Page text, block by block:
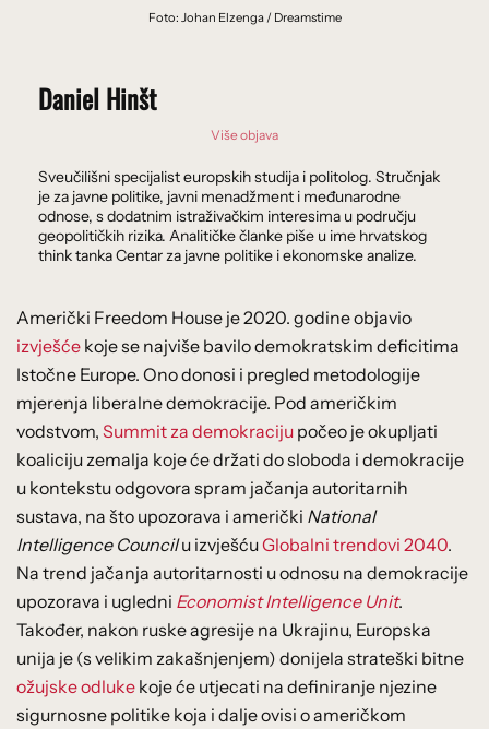
Foto: Johan Elzenga / Dreamstime
Daniel Hinšt
Više objava
Sveučilišni specijalist europskih studija i politolog. Stručnjak
je za javne politike, javni menadžment i međunarodne
odnose, s dodatnim istraživačkim interesima u području
geopolitičkih rizika. Analitičke članke piše u ime hrvatskog
think tanka Centar za javne politike i ekonomske analize.
Američki Freedom House je 2020. godine objavio
izvješće koje se najviše bavilo demokratskim deficitima
Istočne Europe. Ono donosi i pregled metodologije
mjerenja liberalne demokracije. Pod američkim
vodstvom, Summit za demokraciju počeo je okupljati
koaliciju zemalja koje će držati do sloboda i demokracije
u kontekstu odgovora spram jačanja autoritarnih
sustava, na što upozorava i američki National
Intelligence Councilu izvješćuGlobalni trendovi 2040.
Na trend jačanja autoritarnosti u odnosu na demokracije
upozorava i ugledni Economist Intelligence Unit.
Također, nakon ruske agresije na Ukrajinu, Europska
unija je (s velikim zakašnjenjem) donijela strateški bitne
ožujske odluke koje će utjecati na definiranje njezine
sigurnosne politike koja i dalje ovisi o američkom